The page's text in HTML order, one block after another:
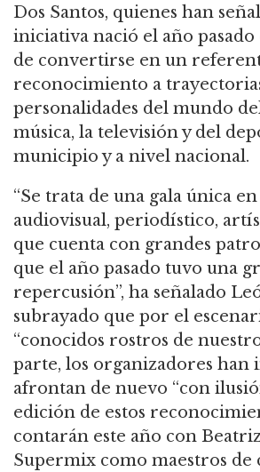
Dos Santos, quienes han
iniciativa nació el año
de convertirse en un
reconocimiento a
personalidades del mundo
música, la televisión y del
municipio y a nivel nacional.
“Se trata de una gala única
audiovisual, periodístico,
que cuenta con grandes
que el año pasado tuvo una
repercusión”, ha señalado
subrayado que por el
“conocidos rostros de
parte, los organizadores han
afrontan de nuevo “con
edición de estos
contarán este año con
Supermix como maestros de